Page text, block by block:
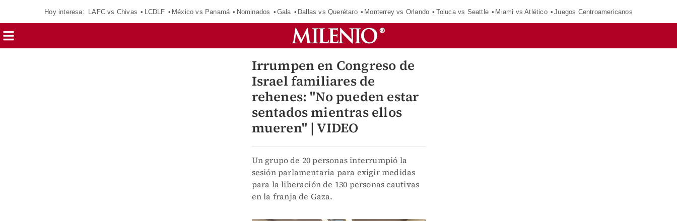
Hoy interesa: LAFC vs Chivas LCDLF México vs Panamá Nominados Gala Dallas vs Querétaro Monterrey vs Orlando Toluca vs Seattle Miami vs Atlético Juegos Centroamericanos
Irrumpen en Congreso de
Israel familiares de
rehenes: "No pueden estar
sentados mientras ellos
mueren" | VIDEO
Un grupo de 20 personas interrumpió la
sesión parlamentaria para exigir medidas
para la liberación de 130 personas cautivas
en la franja de Gaza.